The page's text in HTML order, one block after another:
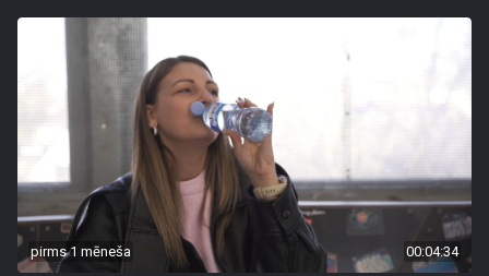
pirms 1 mēneša 00:04:34